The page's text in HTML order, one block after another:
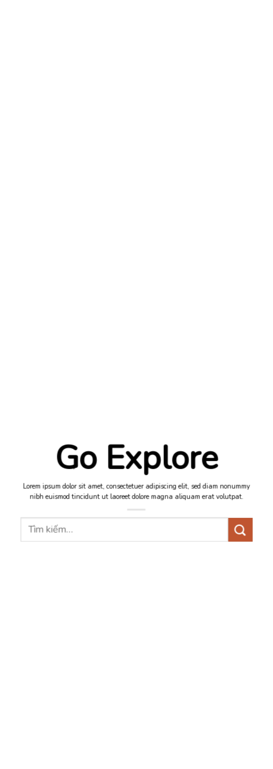
Go Explore
Lorem ipsum dolor sit amet, consectetuer adipiscing elit, sed diam nonummy
nibh euismod tincidunt ut laoreet dolore magna aliquam erat volutpat.
Tìm